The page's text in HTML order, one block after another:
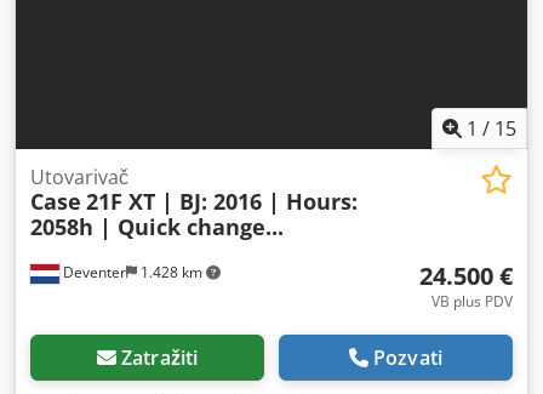
1 / 15
Deventer 1.428 km
Utovarivač
Case 21F XT | BJ: 2016 | Hours:
2058h | Quick change...
24.500 €
VB plus PDV
Zatražiti Pozvati